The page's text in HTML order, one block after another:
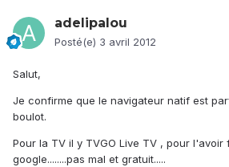
adelipalou
Posté(e) 3 avril 2012
Salut,
Je confirme que le navigateur natif est
boulot.
Pour la TV il y TVGO Live TV , pour
google........pas mal et gratuit.....